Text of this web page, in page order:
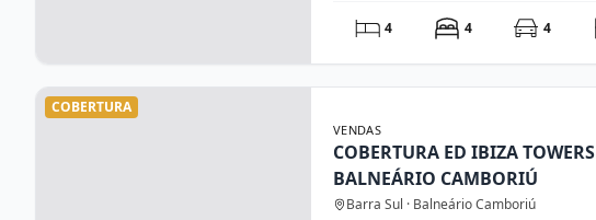
4 4 4
COBERTURA
VENDAS
COBERTURA ED IBIZA TOWERS
BALNEÁRIO CAMBORIÚ
Barra Sul · Balneário Camboriú